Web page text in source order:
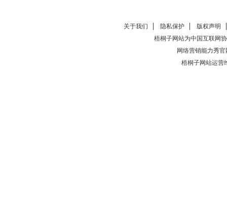
关于我们 隐私保护
版权声明
梧桐子网站为中国互联网
网络营销能力秀官
梧桐子网站运营